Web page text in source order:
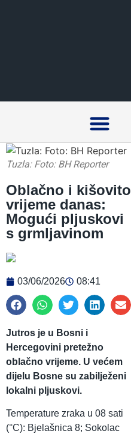
Tuzla: Foto: BH Reporter
Oblačno i kišovito
vrijeme danas:
Mogući pljuskovi
s grmljavinom
03/06/2026 08:41
Jutros je u Bosni i
Hercegovini pretežno
oblačno vrijeme. U većem
dijelu Bosne su zabilježeni
lokalni pljuskovi.
Temperature zraka u 08 sati
(°C): Bjelašnica 8; Sokolac